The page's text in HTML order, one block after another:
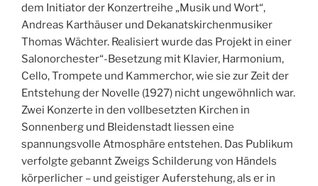
dem Initiator der Konzertreihe „Musik und Wort“,
Andreas Karthäuser und Dekanatskirchenmusiker
Thomas Wächter. Realisiert wurde das Projekt in einer
Salonorchester“-Besetzung mit Klavier, Harmonium,
Cello, Trompete und Kammerchor, wie sie zur Zeit der
Entstehung der Novelle (1927) nicht ungewöhnlich war.
Zwei Konzerte in den vollbesetzten Kirchen in
Sonnenberg und Bleidenstadt liessen eine
spannungsvolle Atmosphäre entstehen. Das Publikum
verfolgte gebannt Zweigs Schilderung von Händels
körperlicher – und geistiger Auferstehung, als er in